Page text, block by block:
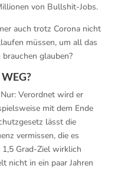
von Bullshit-Jobs.
auch trotz Corona nicht
müssen, um all das
glauben?
Verordnet wird er
mit dem Ende
lässt die
vermissen, die es
Grad-Ziel wirklich
nicht in ein paar Jahren